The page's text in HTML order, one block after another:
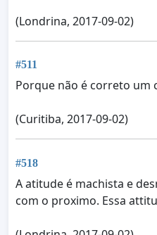
(Londrina, 2017-09-02)
#511
Porque não é correto um
(Curitiba, 2017-09-02)
#518
A atitude é machista e
com o proximo. Essa